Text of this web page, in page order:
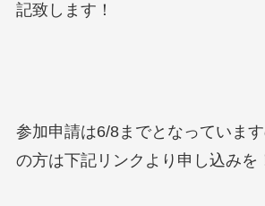
記致します！
参加申請は6/8までとなっていま
の方は下記リンクより申し込みを